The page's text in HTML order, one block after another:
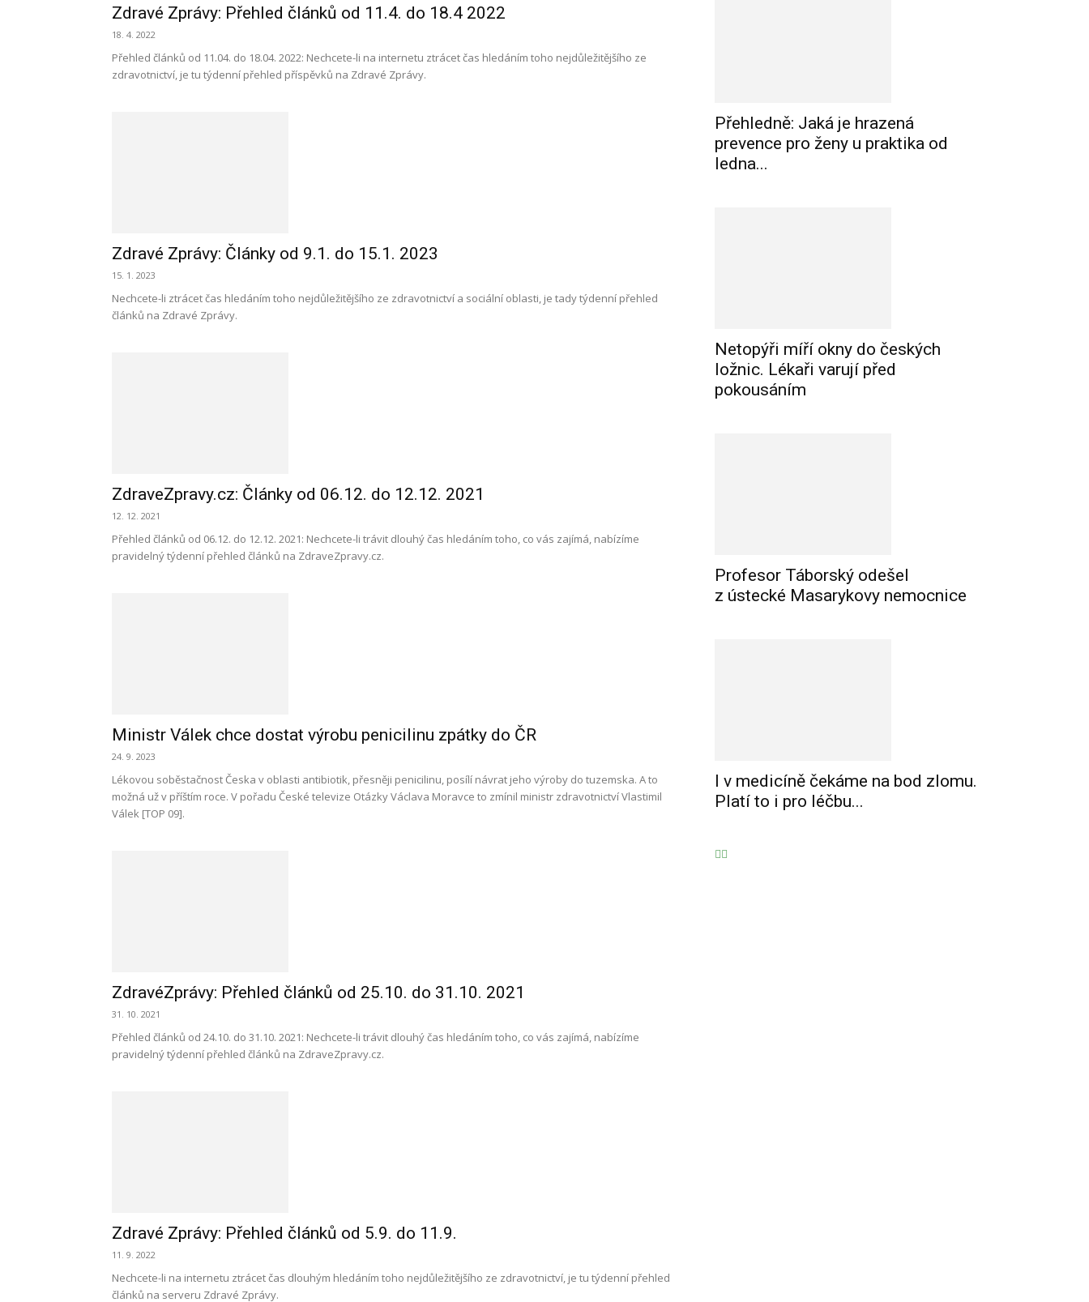
Zdravé Zprávy: Přehled článků od 11.4. do 18.4 2022
18. 4. 2022
Přehled článků od 11.04. do 18.04. 2022: Nechcete-li na internetu ztrácet čas hledáním toho nejdůležitějšího ze
zdravotnictví, je tu týdenní přehled příspěvků na Zdravé Zprávy.
Zdravé Zprávy: Články od 9.1. do 15.1. 2023
15. 1. 2023
Nechcete-li ztrácet čas hledáním toho nejdůležitějšího ze zdravotnictví a sociální oblasti, je tady týdenní přehled
článků na Zdravé Zprávy.
ZdraveZpravy.cz: Články od 06.12. do 12.12. 2021
12. 12. 2021
Přehled článků od 06.12. do 12.12. 2021: Nechcete-li trávit dlouhý čas hledáním toho, co vás zajímá, nabízíme
pravidelný týdenní přehled článků na ZdraveZpravy.cz.
Ministr Válek chce dostat výrobu penicilinu zpátky do ČR
24. 9. 2023
Lékovou soběstačnost Česka v oblasti antibiotik, přesněji penicilinu, posílí návrat jeho výroby do tuzemska. A to
možná už v příštím roce. V pořadu České televize Otázky Václava Moravce to zmínil ministr zdravotnictví Vlastimil
Válek [TOP 09].
ZdravéZprávy: Přehled článků od 25.10. do 31.10. 2021
31. 10. 2021
Přehled článků od 24.10. do 31.10. 2021: Nechcete-li trávit dlouhý čas hledáním toho, co vás zajímá, nabízíme
pravidelný týdenní přehled článků na ZdraveZpravy.cz.
Zdravé Zprávy: Přehled článků od 5.9. do 11.9.
11. 9. 2022
Nechcete-li na internetu ztrácet čas dlouhým hledáním toho nejdůležitějšího ze zdravotnictví, je tu týdenní přehled
článků na serveru Zdravé Zprávy.
Přehledně: Jaká je hrazená
prevence pro ženy u praktika od
ledna...
Netopýři míří okny do českých
ložnic. Lékaři varují před
pokousáním
Profesor Táborský odešel
z ústecké Masarykovy nemocnice
I v medicíně čekáme na bod zlomu.
Platí to i pro léčbu...